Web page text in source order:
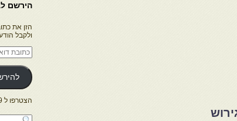
הירשם
הזן את
ולקבל
כתובת
דואר
אלקטרוני
הצטרפו ל 239 מנויים נוספים